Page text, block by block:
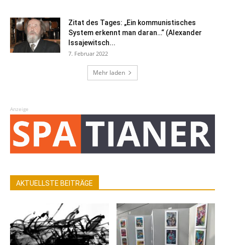
Zitat des Tages: „Ein kommunistisches
System erkennt man daran…“ (Alexander
Issajewitsch...
7. Februar 2022
Mehr laden
Anzeige
AKTUELLSTE BEITRÄGE